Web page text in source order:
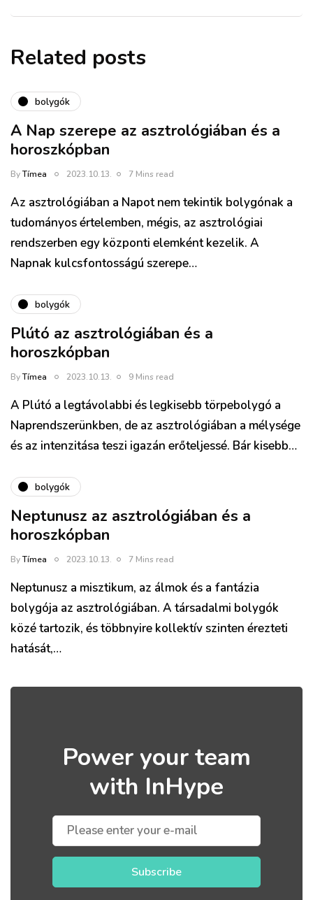
Related posts
bolygók
A Nap szerepe az asztrológiában és a
horoszkópban
ByTímea 2023.10.13. 7 Mins read
Az asztrológiában a Napot nem tekintik bolygónak a
tudományos értelemben, mégis, az asztrológiai
rendszerben egy központi elemként kezelik. A
Napnak kulcsfontosságú szerepe…
bolygók
Plútó az asztrológiában és a
horoszkópban
ByTímea 2023.10.13. 9 Mins read
A Plútó a legtávolabbi és legkisebb törpebolygó a
Naprendszerünkben, de az asztrológiában a mélysége
és az intenzitása teszi igazán erőteljessé. Bár kisebb…
bolygók
Neptunusz az asztrológiában és a
horoszkópban
ByTímea 2023.10.13. 7 Mins read
Neptunusz a misztikum, az álmok és a fantázia
bolygója az asztrológiában. A társadalmi bolygók
közé tartozik, és többnyire kollektív szinten érezteti
hatását,…
Power your team
with InHype
Subscribe